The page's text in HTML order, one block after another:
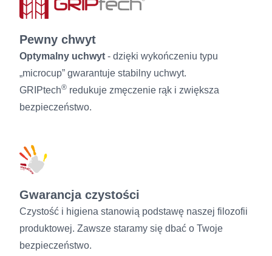
Pewny chwyt
Optymalny uchwyt - dzięki wykończeniu typu
„microcup” gwarantuje stabilny uchwyt.
GRIPtech® redukuje zmęczenie rąk i zwiększa
bezpieczeństwo.
Gwarancja czystości
Czystość i higiena stanowią podstawę naszej filozofii
produktowej. Zawsze staramy się dbać o Twoje
bezpieczeństwo.